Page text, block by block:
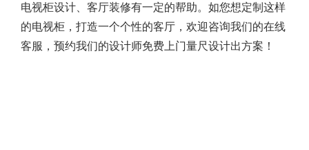
电视柜设计、客厅装修有一定的帮助。如您想定制这样
的电视柜，打造一个个性的客厅，欢迎咨询我们的在线
客服，预约我们的设计师免费上门量尺设计出方案！